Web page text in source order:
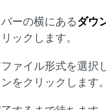
ーの横にあるダウ
ックします。
ァイル形式を選択
をクリックします。